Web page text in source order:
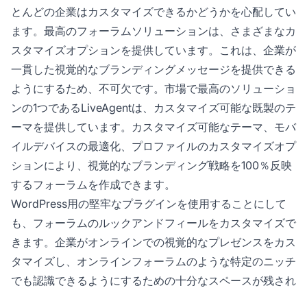
とんどの企業はカスタマイズできるかどうかを心配してい
ます。最高のフォーラムソリューションは、さまざまなカ
スタマイズオプションを提供しています。これは、企業が
一貫した視覚的なブランディングメッセージを提供できる
ようにするため、不可欠です。市場で最高のソリューショ
ンの1つであるLiveAgentは、カスタマイズ可能な既製のテ
ーマを提供しています。カスタマイズ可能なテーマ、モバ
イルデバイスの最適化、プロファイルのカスタマイズオプ
ションにより、視覚的なブランディング戦略を100％反映
するフォーラムを作成できます。
WordPress用の堅牢なプラグインを使用することにして
も、フォーラムのルックアンドフィールをカスタマイズで
きます。企業がオンラインでの視覚的なプレゼンスをカス
タマイズし、オンラインフォーラムのような特定のニッチ
でも認識できるようにするための十分なスペースが残され